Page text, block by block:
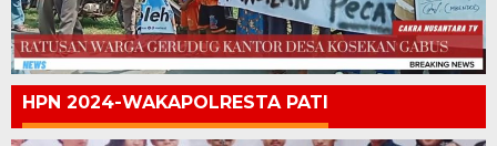
HPN 2024-WAKAPOLRESTA PATI